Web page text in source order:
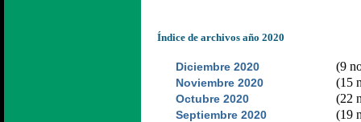
Índice de archivos año 2020
Diciembre 2020 (9
Noviembre 2020 (15
Octubre 2020 (22
Septiembre 2020 (19